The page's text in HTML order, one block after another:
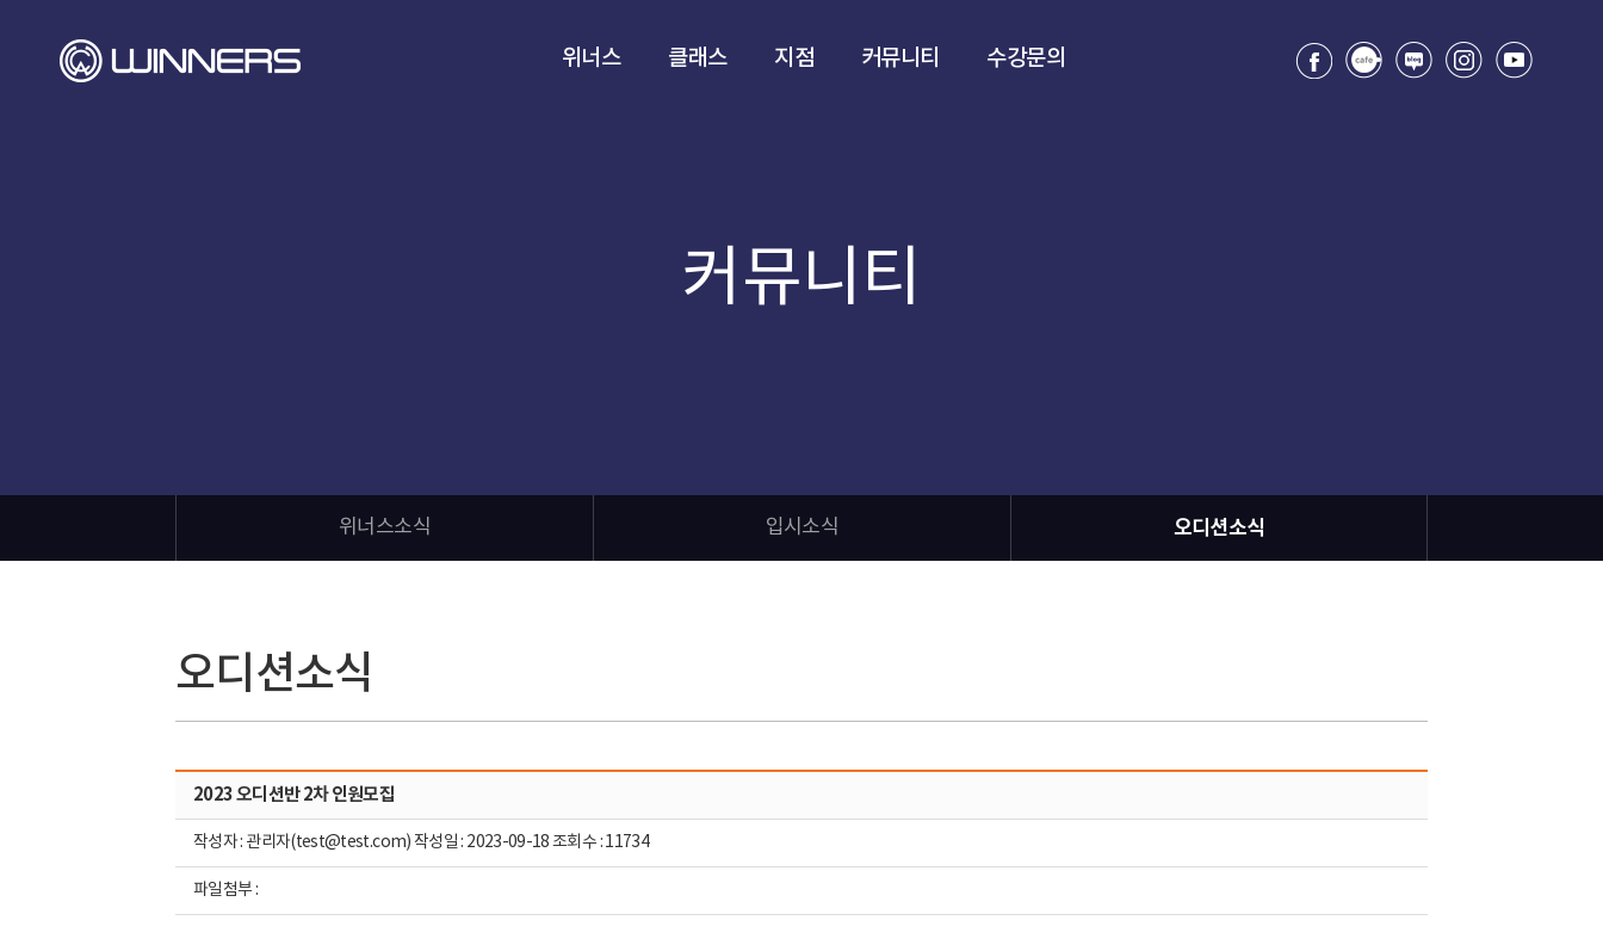
위너스 클래스 지점 커뮤니티 수강문의
커뮤니티
위너스소식 입시소식 오디션소식
오디션소식
2023 오디션반 2차 인원모집
작성자 : 관리자(test@test.com) 작성일 : 2023-09-18 조회수 : 11734
파일첨부 :